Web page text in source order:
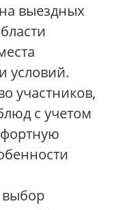
выездных
условий.
участников,
с учетом